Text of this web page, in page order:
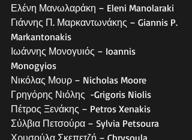
Ελένη Μανωλαράκη – Eleni Manolaraki
Γιάννης Π. Μαρκαντωνάκης – Giannis P.
Markantonakis
Ιωάννης Μονογυιός – Ioannis
Monogyios
Νικόλας Μουρ – Nicholas Moore
Γρηγόρης Νιόλης  -Grigoris Niolis
Πέτρος Ξενάκης – Petros Xenakis
Σύλβια Πετσούρα – Sylvia Petsoura
Χρυσούλα Σκεπετζή – Chrysoula